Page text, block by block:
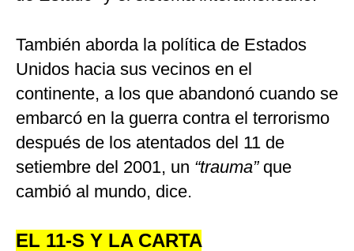
También aborda la política de Estados
Unidos hacia sus vecinos en el
continente, a los que abandonó cuando se
embarcó en la guerra contra el terrorismo
después de los atentados del 11 de
setiembre del 2001, un “trauma”que
cambió al mundo, dice.
EL 11-S Y LA CARTA